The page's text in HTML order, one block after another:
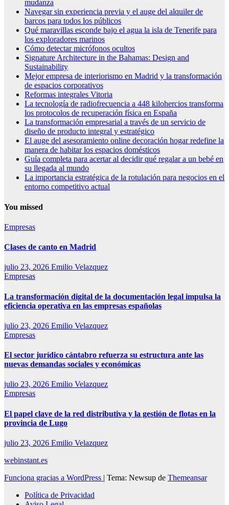
mudanza
Navegar sin experiencia previa y el auge del alquiler de
barcos para todos los públicos
Qué maravillas esconde bajo el agua la isla de Tenerife para
los exploradores marinos
Cómo detectar micrófonos ocultos
Signature Architecture in the Bahamas: Design and
Sustainability
Mejor empresa de interiorismo en Madrid y la transformación
de espacios corporativos
Reformas integrales Vitoria
La tecnología de radiofrecuencia a 448 kilohercios transforma
los protocolos de recuperación física en España
La transformación empresarial a través de un servicio de
diseño de producto integral y estratégico
El auge del asesoramiento online decoración hogar redefine la
manera de habitar los espacios domésticos
Guía completa para acertar al decidir qué regalar a un bebé en
su llegada al mundo
La importancia estratégica de la rotulación para negocios en el
entorno competitivo actual
You missed
Empresas
Clases de canto en Madrid
julio 23, 2026 Emilio Velazquez
Empresas
La transformación digital de la documentación legal impulsa la
eficiencia operativa en las empresas españolas
julio 23, 2026 Emilio Velazquez
Empresas
El sector jurídico cántabro refuerza su estructura ante las
nuevas demandas sociales y económicas
julio 23, 2026 Emilio Velazquez
Empresas
El papel clave de la red distributiva y la gestión de flotas en la
provincia de Lugo
julio 23, 2026 Emilio Velazquez
webinstant.es
Funciona gracias a WordPress | Tema: Newsup de Themeansar
Política de Privacidad